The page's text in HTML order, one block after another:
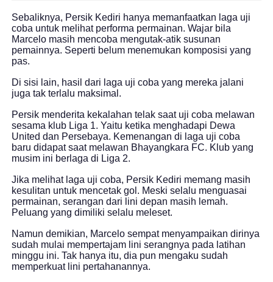
Sebaliknya, Persik Kediri hanya memanfaatkan laga uji
coba untuk melihat performa permainan. Wajar bila
Marcelo masih mencoba mengutak-atik susunan
pemainnya. Seperti belum menemukan komposisi yang
pas.
Di sisi lain, hasil dari laga uji coba yang mereka jalani
juga tak terlalu maksimal.
Persik menderita kekalahan telak saat uji coba melawan
sesama klub Liga 1. Yaitu ketika menghadapi Dewa
United dan Persebaya. Kemenangan di laga uji coba
baru didapat saat melawan Bhayangkara FC. Klub yang
musim ini berlaga di Liga 2.
Jika melihat laga uji coba, Persik Kediri memang masih
kesulitan untuk mencetak gol. Meski selalu menguasai
permainan, serangan dari lini depan masih lemah.
Peluang yang dimiliki selalu meleset.
Namun demikian, Marcelo sempat menyampaikan dirinya
sudah mulai mempertajam lini serangnya pada latihan
minggu ini. Tak hanya itu, dia pun mengaku sudah
memperkuat lini pertahanannya.